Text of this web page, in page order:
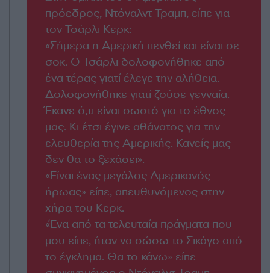
πρόεδρος, Ντόναλντ Τραμπ, είπε για
τον Τσάρλι Κερκ:
«Σήμερα η Αμερική πενθεί και είναι σε
σοκ. Ο Τσάρλι δολοφονήθηκε από
ένα τέρας γιατί έλεγε την αλήθεια.
Δολοφονήθηκε γιατί ζούσε γενναία.
Έκανε ό,τι είναι σωστό για το έθνος
μας. Κι έτσι έγινε αθάνατος για την
ελευθερία της Αμερικής. Κανείς μας
δεν θα το ξεχάσει».
«Είναι ένας μεγάλος Αμερικανός
ήρωας» είπε, απευθυνόμενος στην
χήρα του Κερκ.
«Ένα από τα τελευταία πράγματα που
μου είπε, ήταν να σώσω το Σικάγο από
το έγκλημα. Θα το κάνω» είπε